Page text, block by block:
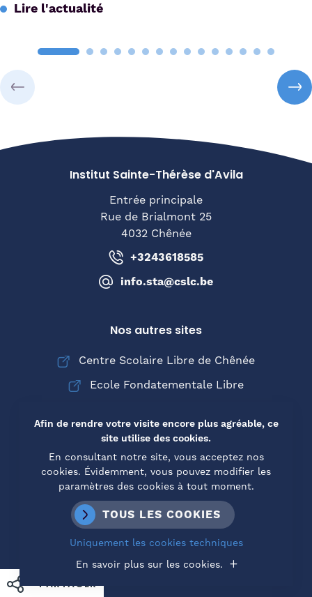
PARTAGER
Lire l'actualité
Institut Sainte-Thérèse d'Avila
Entrée principale
Rue de Brialmont 25
4032 Chênée
+3243618585
info.sta@cslc.be
Nos autres sites
Centre Scolaire Libre de Chênée
Ecole Fondatementale Libre
© Copyright 2026 Institut Sainte-Thérèse d'Avila -
Mentions légales
Conditions d’utilisation
Cookies
Afin de rendre votre visite encore plus agréable, ce
site utilise des cookies.
En consultant notre site, vous acceptez nos
cookies. Évidemment, vous pouvez modifier les
paramètres des cookies à tout moment.
TOUS LES COOKIES
Uniquement les cookies techniques
En savoir plus sur les cookies.